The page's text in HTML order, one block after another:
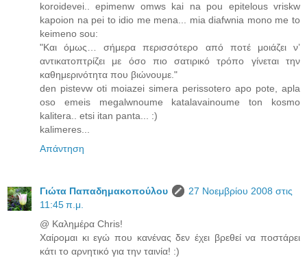
koroidevei.. epimenw omws kai na pou epitelous vriskw
kapoion na pei to idio me mena... mia diafwnia mono me to
keimeno sou:
"Και όμως… σήμερα περισσότερο από ποτέ μοιάζει ν’
αντικατοπτρίζει με όσο πιο σατιρικό τρόπο γίνεται την
καθημερινότητα που βιώνουμε."
den pistevw oti moiazei simera perissotero apo pote, apla
oso emeis megalwnoume katalavainoume ton kosmo
kalitera.. etsi itan panta... :)
kalimeres...
Απάντηση
Γιώτα Παπαδημακοπούλου
27 Νοεμβρίου 2008 στις
11:45 π.μ.
@ Καλημέρα Chris!
Χαίρομαι κι εγώ που κανένας δεν έχει βρεθεί να ποστάρει
κάτι το αρνητικό για την ταινία! :)